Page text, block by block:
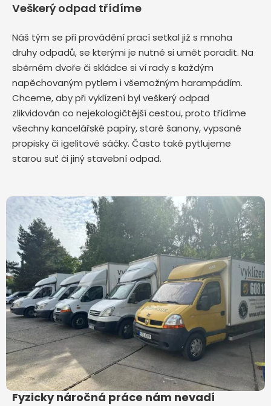
Veškerý odpad třídíme
Náš tým se při provádění prací setkal již s mnoha
druhy odpadů, se kterými je nutné si umět poradit. Na
sběrném dvoře či skládce si ví rady s každým
napěchovaným pytlem i všemožným harampádím.
Chceme, aby při vyklízení byl veškerý odpad
zlikvidován co nejekologičtější cestou, proto třídíme
všechny kancelářské papíry, staré šanony, vypsané
propisky či igelitové sáčky. Často také pytlujeme
starou suť či jiný stavební odpad.
Fyzicky náročná práce nám nevadí